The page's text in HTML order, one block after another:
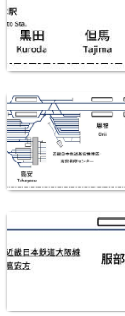
2026/07/04
7